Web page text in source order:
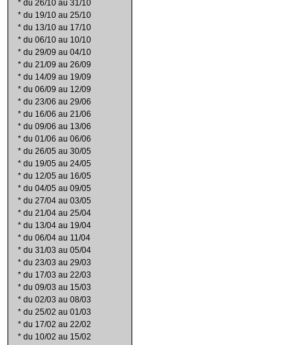
* du 26/10 au 31/10
* du 19/10 au 25/10
* du 13/10 au 17/10
* du 06/10 au 10/10
* du 29/09 au 04/10
* du 21/09 au 26/09
* du 14/09 au 19/09
* du 06/09 au 12/09
* du 23/06 au 29/06
* du 16/06 au 21/06
* du 09/06 au 13/06
* du 01/06 au 06/06
* du 26/05 au 30/05
* du 19/05 au 24/05
* du 12/05 au 16/05
* du 04/05 au 09/05
* du 27/04 au 03/05
* du 21/04 au 25/04
* du 13/04 au 19/04
* du 06/04 au 11/04
* du 31/03 au 05/04
* du 23/03 au 29/03
* du 17/03 au 22/03
* du 09/03 au 15/03
* du 02/03 au 08/03
* du 25/02 au 01/03
* du 17/02 au 22/02
* du 10/02 au 15/02